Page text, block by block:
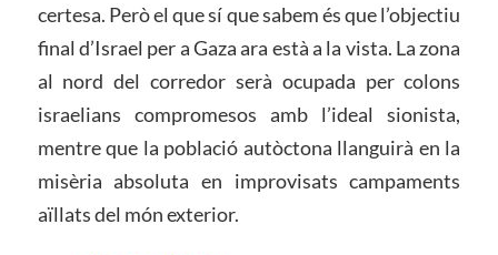
certesa. Però el que sí que sabem és que l’objectiu
final d’Israel per a Gaza ara està a la vista. La zona
al nord del corredor serà ocupada per colons
israelians compromesos amb l’ideal sionista,
mentre que la població autòctona llanguirà en la
misèria absoluta en improvisats campaments
aïllats del món exterior.